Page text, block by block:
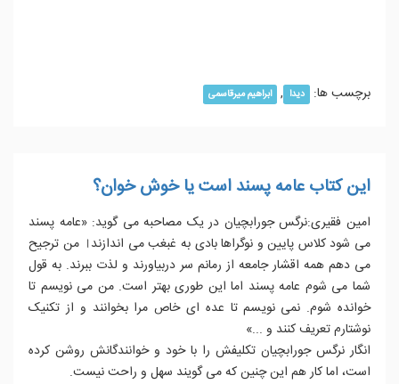
برچسب ها: دیدا , ابراهیم میرقاسمی
این کتاب عامه پسند است یا خوش خوان؟
امین فقیری:نرگس جورابچیان در یک مصاحبه می گوید: «عامه پسند
می شود کلاس پایین و نوگراها بادی به غبغب می اندازند। من ترجیح
می دهم همه اقشار جامعه از رمانم سر دربیاورند و لذت ببرند. به قول
شما می شوم عامه پسند اما این طوری بهتر است. من می نویسم تا
خوانده شوم. نمی نویسم تا عده ای خاص مرا بخوانند و از تکنیک
نوشتارم تعریف کنند و ...»
انگار نرگس جورابچیان تکلیفش را با خود و خوانندگانش روشن کرده
است، اما کار هم این چنین که می گویند سهل و راحت نیست.